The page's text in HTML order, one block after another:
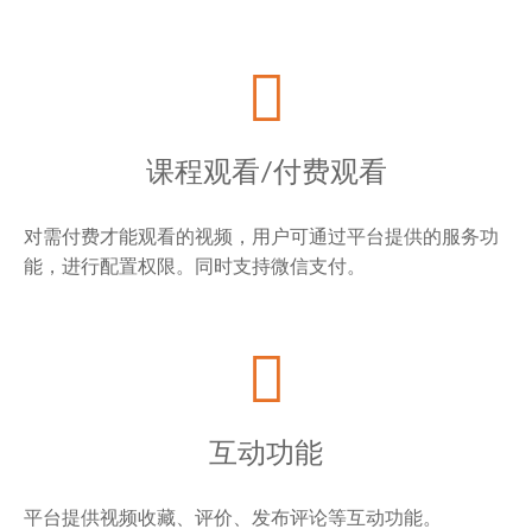
课程观看/付费观看
对需付费才能观看的视频，用户可通过平台提供的服务功
能，进行配置权限。同时支持微信支付。
互动功能
平台提供视频收藏、评价、发布评论等互动功能。